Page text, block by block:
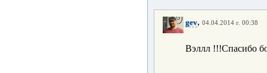
gev, 04.04.2014 г. 00:38
Вэллл !!!Спасибо